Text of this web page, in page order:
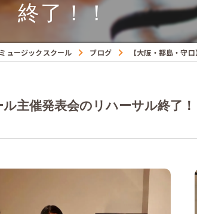
フル
クラ
終了！！
ュージックスクール ブログ 【大阪・都島・守
主催発表会のリハーサル終了